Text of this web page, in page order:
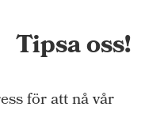
Tipsa oss!
för att nå vår